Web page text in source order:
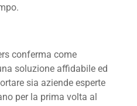
conferma come
soluzione affidabile ed
sia aziende esperte
per la prima volta al